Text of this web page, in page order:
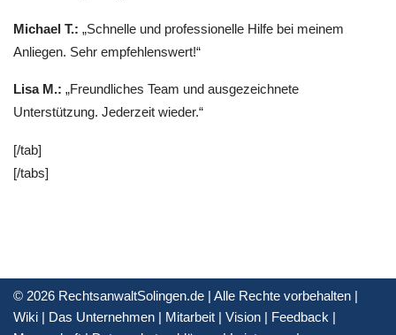
Michael T.: „Schnelle und professionelle Hilfe bei meinem
Anliegen. Sehr empfehlenswert!“
Lisa M.: „Freundliches Team und ausgezeichnete
Unterstützung. Jederzeit wieder.“
[/tab]
[/tabs]
© 2026 RechtsanwaltSolingen.de | Alle Rechte vorbehalten |
Wiki
Das Unternehmen Mitarbeit Vision Feedback